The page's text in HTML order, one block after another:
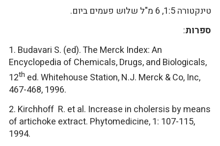
טינקטורה 1:5, 6 מ"ל שלוש פעמים ביום.
ספרות:
1. Budavari S. (ed). The Merck Index: An
Encyclopedia of Chemicals, Drugs, and Biologicals,
12th ed. Whitehouse Station, N.J. Merck & Co, Inc,
467-468, 1996.
2. Kirchhoff R. et al. Increase in cholersis by means
of artichoke extract. Phytomedicine, 1: 107-115,
1994.